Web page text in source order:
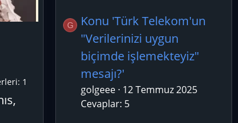
1
G
Konu 'Türk Telekom'un
"Verilerinizi uygun
biçimde işlemekteyiz"
mesajı?'
golgeee 12 Temmuz 2025
Cevaplar: 5